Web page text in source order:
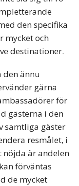
den specifika
mycket och
destinationer.
den ännu
gärna
för
gästerna i den
samtliga gäster
resmålet, i
nöjda är andelen
förväntas
de mycket